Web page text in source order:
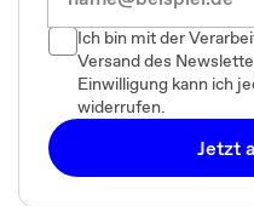
Ich bin mit der
Versand des
Einwilligung kann ich
widerrufen.
Jetzt